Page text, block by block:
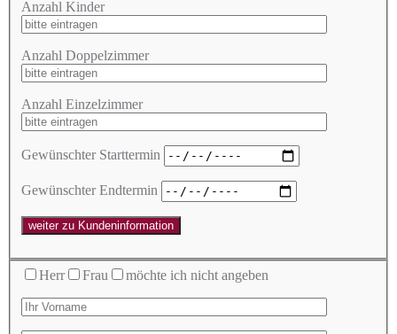
Anzahl Kinder
Anzahl Doppelzimmer
Anzahl Einzelzimmer
Gewünschter Starttermin
Gewünschter Endtermin
weiter zu Kundeninformation
Herr Frau möchte ich nicht angeben